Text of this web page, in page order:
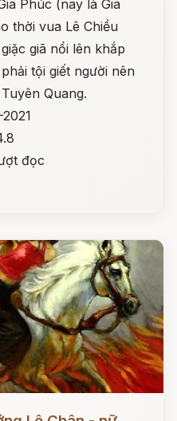
Phúc (nay là Gia
thời vua Lê Chiều
giã nổi lên khắp
tội giết người nên
Quang.
đọc